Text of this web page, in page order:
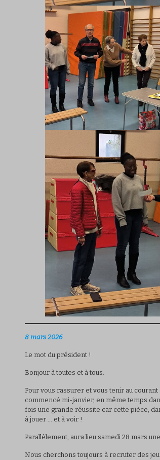
8 mars 2026
Le mot du président !
Bonjour à toutes et à tous.
Pour vous rassurer et vous tenir au
commencé mi-janvier, en même temps
fois une grande réussite car cette pièce,
à jouer … et à voir !
Parallèlement, aura lieu samedi 28 mars
Nous cherchons toujours à recruter des